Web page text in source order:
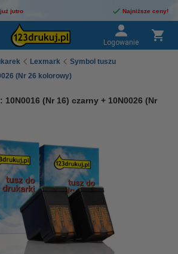
jutro Najniższe ceny!
Logowanie
Lexmark
Symbol tuszu
(Nr 26 kolorowy)
(Nr 16) czarny + 10N0026 (Nr